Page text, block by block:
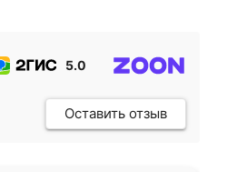
5.0
Оставить отзыв